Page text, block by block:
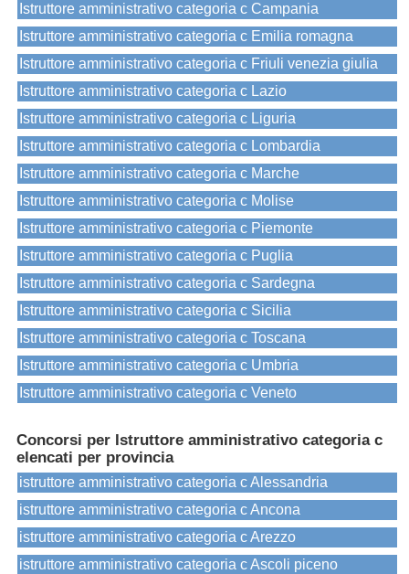
Istruttore amministrativo categoria c Campania
Istruttore amministrativo categoria c Emilia romagna
Istruttore amministrativo categoria c Friuli venezia giulia
Istruttore amministrativo categoria c Lazio
Istruttore amministrativo categoria c Liguria
Istruttore amministrativo categoria c Lombardia
Istruttore amministrativo categoria c Marche
Istruttore amministrativo categoria c Molise
Istruttore amministrativo categoria c Piemonte
Istruttore amministrativo categoria c Puglia
Istruttore amministrativo categoria c Sardegna
Istruttore amministrativo categoria c Sicilia
Istruttore amministrativo categoria c Toscana
Istruttore amministrativo categoria c Umbria
Istruttore amministrativo categoria c Veneto
Concorsi per Istruttore amministrativo categoria c
elencati per provincia
istruttore amministrativo categoria c Alessandria
istruttore amministrativo categoria c Ancona
istruttore amministrativo categoria c Arezzo
istruttore amministrativo categoria c Ascoli piceno